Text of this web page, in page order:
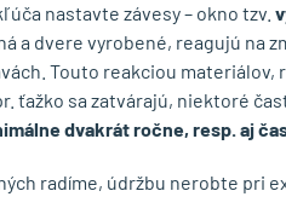
nastavte závesy – okno tzv.
a dvere vyrobené, reagujú na
Touto reakciou materiálov,
ťažko sa zatvárajú, niektoré
dvakrát ročne, resp. aj
radíme, údržbu nerobte pri